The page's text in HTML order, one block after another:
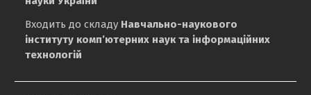
Входить до складу Навчально-наукового
інституту комп’ютерних наук та інформаційних
технологій